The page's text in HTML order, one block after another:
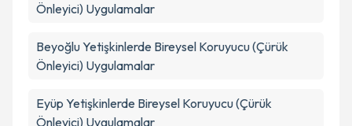
Önleyici) Uygulamalar
BeyoğluYetişkinlerde Bireysel Koruyucu (Çürük
Önleyici) Uygulamalar
Eyüp Yetişkinlerde Bireysel Koruyucu (Çürük
Önleyici) Uygulamalar